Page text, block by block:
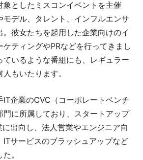
象としたミスコンイベントを主催
モデル、タレント、インフルエンサ
彼女たちを起用した企業向けのイ
ケティングやPRなどを行ってきまし
ているような番組にも、レギュラー
もいたります。
IT企業のCVC（コーポレートベンチ
門に所属しており、スタートアップ
出向し、法人営業やエンジニア向
ITサービスのブラッシュアップなど
。